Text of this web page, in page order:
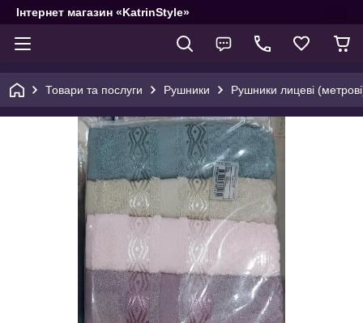
Інтернет магазин «KatrinStyle»
Товари та послуги Рушники Рушники лицеві